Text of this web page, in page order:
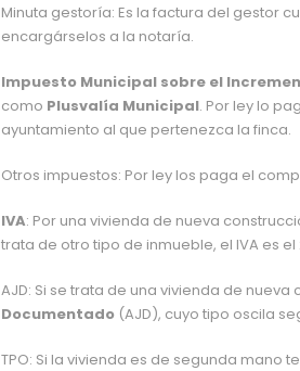
Minuta gestoría: Es la factura del gestor
encargárselos a la notaría.
Impuesto Municipal sobre el
como Plusvalía Municipal. Por ley lo
ayuntamiento al que pertenezca la finca.
Otros impuestos: Por ley los paga el
IVA: Por una vivienda de nueva
trata de otro tipo de inmueble, el IVA es el
AJD: Si se trata de una vivienda de
Documentado (AJD), cuyo tipo oscila
TPO: Si la vivienda es de segunda mano